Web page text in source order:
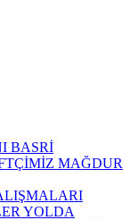
BASRİ
MAĞDUR
YOLDA